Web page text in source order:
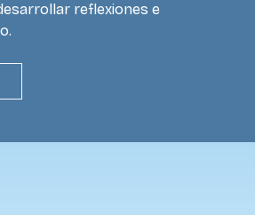
reflexiones e